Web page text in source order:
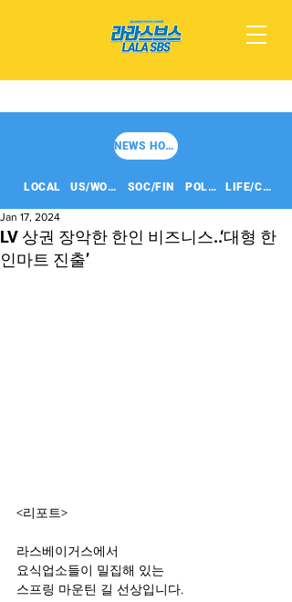
NEWS HOME
LOCAL US/WORLD SOC/FIN POLITICS LIFE/CULT
LV 상권 장악한 한인 비즈니스..‘대형 한
인마트 진출’
Jan 17, 2024
<리포트>
라스베이거스에서
요식업소들이 밀집해 있는
스프링 마운틴 길 선상입니다.